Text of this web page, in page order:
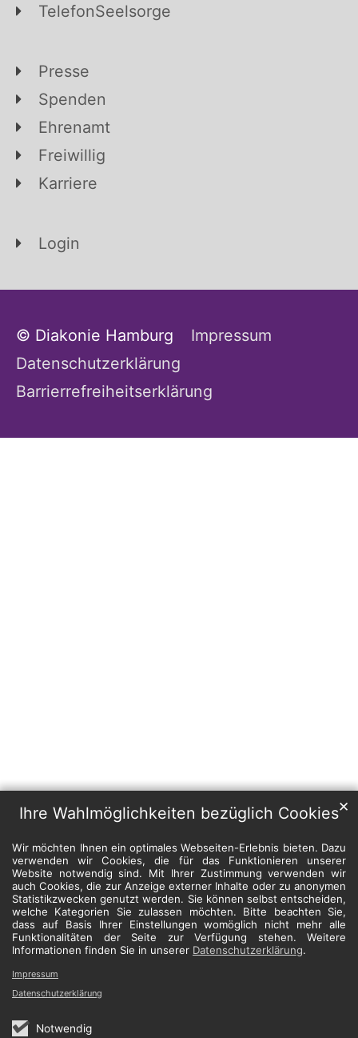
Ihre Wahlmöglichkeiten bezüglich Cookies
Wir möchten Ihnen ein optimales Webseiten-Erlebnis bieten. Dazu
verwenden wir Cookies, die für das Funktionieren unserer
Website notwendig sind. Mit Ihrer Zustimmung verwenden wir
auch Cookies, die zur Anzeige externer Inhalte oder zu anonymen
Statistikzwecken genutzt werden. Sie können selbst entscheiden,
welche Kategorien Sie zulassen möchten. Bitte beachten Sie,
dass auf Basis Ihrer Einstellungen womöglich nicht mehr alle
Funktionalitäten der Seite zur Verfügung stehen. Weitere
Informationen finden Sie in unserer Datenschutzerklärung.
Notwendig
✕
Impressum
Datenschutzerklärung
TelefonSeelsorge
Presse
Spenden
Ehrenamt
Freiwillig
Karriere
Login
© Diakonie Hamburg
Impressum
Datenschutzerklärung
Barrierrefreiheitserklärung